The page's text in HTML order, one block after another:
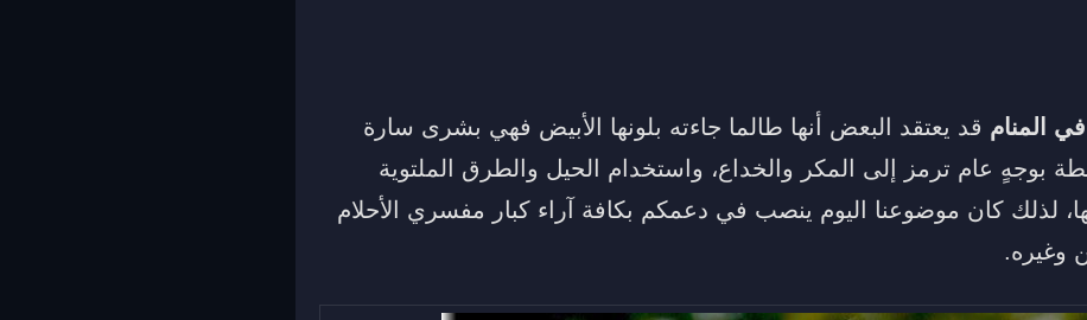
المنام قد يعتقد البعض أنها طالما جاءته بلونها الأبيض فهي بشرى سارة
بوجهٍ عام ترمز إلى المكر والخداع، واستخدام الحيل والطرق الملتوية
لذلك كان موضوعنا اليوم ينصب في دعمكم بكافة آراء كبار مفسري الأحلام
وغيره.